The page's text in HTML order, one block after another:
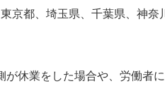
東京都、埼玉県、千葉県、神奈
が休業をした場合や、労働者